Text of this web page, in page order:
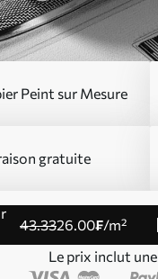
Peint sur Mesure
gratuite
43.3326 .00₣/m²
Le prix inclut une